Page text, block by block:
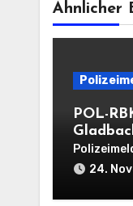
Ähnlicher
POL-
24.